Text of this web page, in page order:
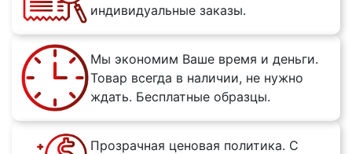
индивидуальные заказы.
Мы экономим Ваше время и деньги.
Товар всегда в наличии, не нужно
ждать. Бесплатные образцы.
Прозрачная ценовая политика. С